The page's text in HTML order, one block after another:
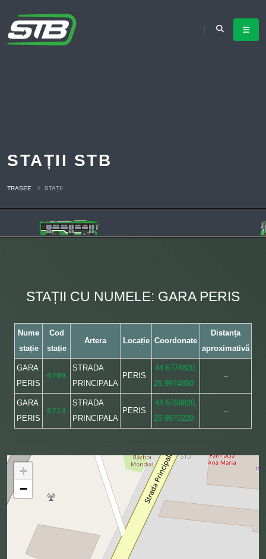
STAȚII STB
TRASEE STAȚII
STAȚII CU NUMELE: GARA PERIS
Nume
stație
Cod
stație
Artera Locație Coordonate
Distanța
aproximativă
GARA
PERIS
6709
STRADA
PRINCIPALA
PERIS
44.6774820,
25.9974850
–
GARA
PERIS
6713
STRADA
PRINCIPALA
PERIS
44.6769820,
25.9970220
–
+
−